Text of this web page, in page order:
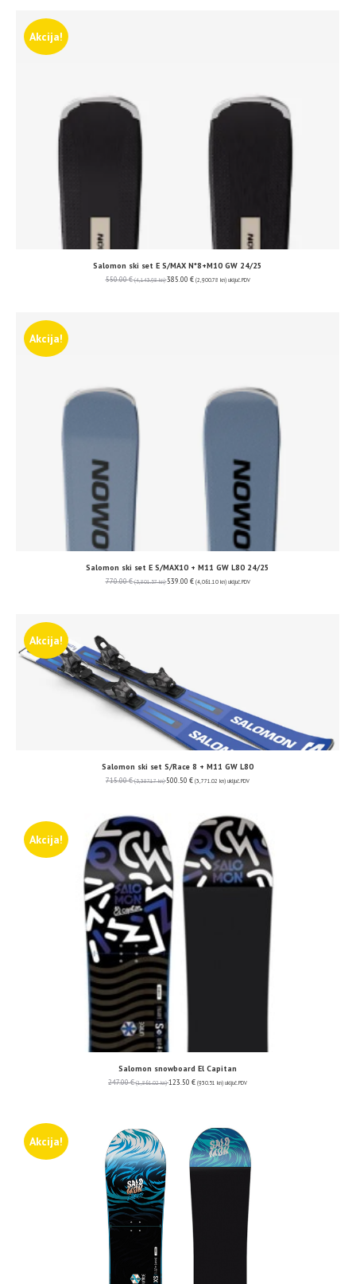
Akcija!
Salomon ski set E S/MAX N*8+M10 GW 24/25
550.00€ (4,143.98 kn) 385.00 € (2,900.78 kn) uključ. PDV
Akcija!
Salomon ski set E S/MAX10 + M11 GW L80 24/25
770.00€ (5,801.57 kn) 539.00 € (4,061.10 kn) uključ. PDV
Akcija!
Salomon ski set S/Race 8 + M11 GW L80
715.00€ (5,387.17 kn) 500.50 € (3,771.02 kn) uključ. PDV
Akcija!
Salomon snowboard El Capitan
247.00€ (1,861.02 kn) 123.50 € (930.51 kn) uključ. PDV
Akcija!